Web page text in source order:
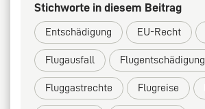
Stichworte in diesem Beitrag
Entschädigung EU-Recht
Flugausfall Flugentschädigung
Fluggastrechte Flugreise